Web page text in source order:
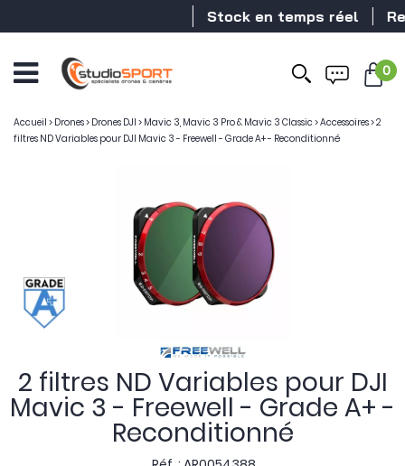
Stock en temps réel
0
Accueil > Drones> Drones DJI > Mavic 3, Mavic 3 Pro & Mavic 3 Classic>Accessoires>2
filtres ND Variables pour DJI Mavic 3 - Freewell - Grade A+ - Reconditionné
2 filtres ND Variables pour DJI
Mavic 3 - Freewell - Grade A+ -
Reconditionné